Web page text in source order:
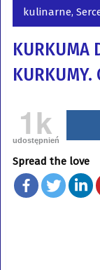
kulinarne,
KURKUMA
KURKUMY.
1k
udostępnień
Spread the love